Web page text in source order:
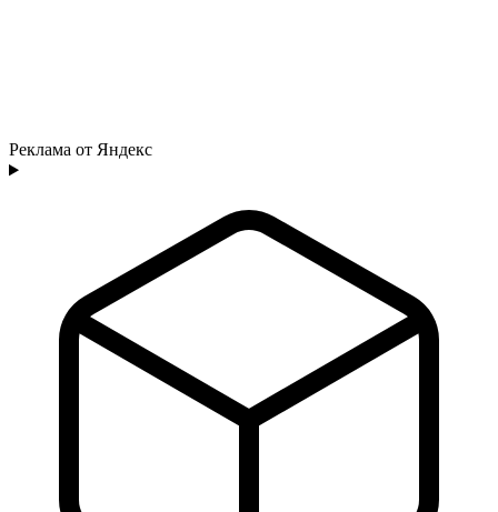
Реклама от Яндекс